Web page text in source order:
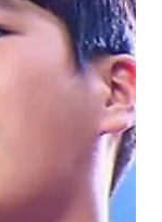
anymore 당신도